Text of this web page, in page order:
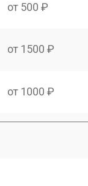
от 500 ₽
от 1500 ₽
от 1000 ₽